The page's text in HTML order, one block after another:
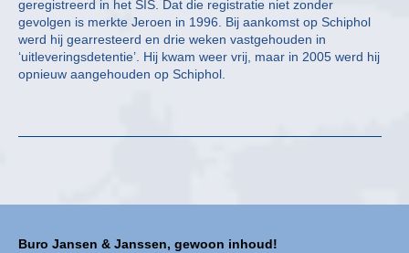
Buro Jansen & Janssen, gewoon inhoud!
geregistreerd in het SIS. Dat die registratie niet zonder
gevolgen is merkte Jeroen in 1996. Bij aankomst op Schiphol
werd hij gearresteerd en drie weken vastgehouden in
‘uitleveringsdetentie’. Hij kwam weer vrij, maar in 2005 werd hij
opnieuw aangehouden op Schiphol.